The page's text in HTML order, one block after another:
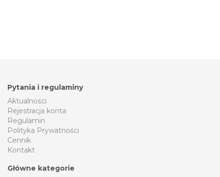
Pytania i regulaminy
Aktualności
Rejestracja konta
Regulamin
Polityka Prywatności
Cennik
Kontakt
Główne kategorie